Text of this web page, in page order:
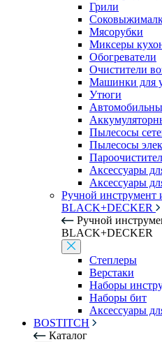
Грили
Мясорубки
Миксеры
Обогреватели
Очистители
Машинки для
Утюги
Пылесосы
Пылесосы
Аксессуары
Аксессуары
Ручной инструмент
BLACK+DECKER
Ручной
BLACK+DECKER
Степлеры
Верстаки
Наборы
Наборы бит
Аксессуары
BOSTITCH
Каталог